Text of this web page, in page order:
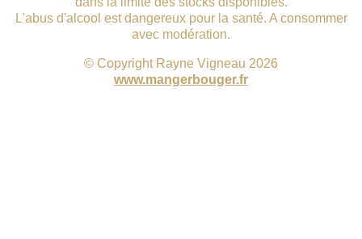
L'abus d'alcool est dangereux pour la santé. A consommer
avec modération.
© Copyright Rayne Vigneau 2026
www.mangerbouger.fr